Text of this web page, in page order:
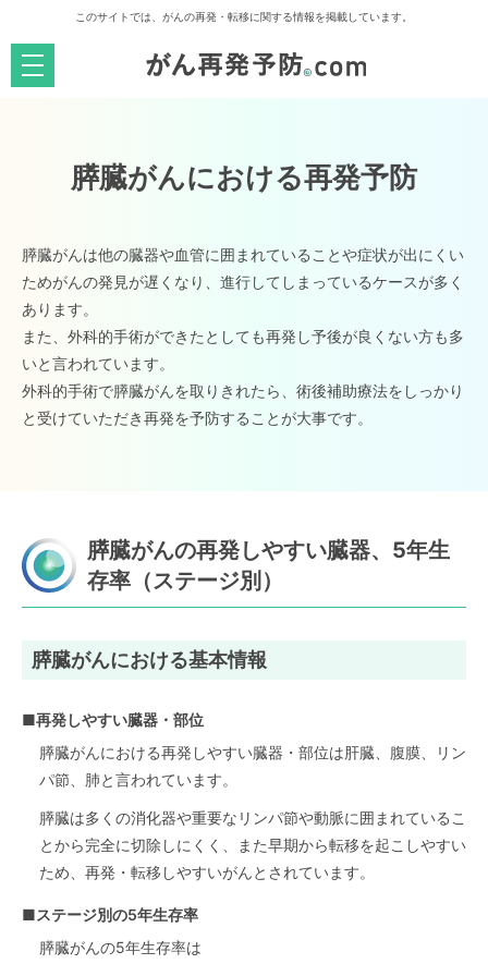
このサイトでは、がんの再発・転移に関する情報を掲載しています。
メ
ニ
ュ
膵臓がんにおける再発予防
膵臓がんは他の臓器や血管に囲まれていることや症状が出にくい
ためがんの発見が遅くなり、進行してしまっているケースが多く
あります。
また、外科的手術ができたとしても再発し予後が良くない方も多
いと言われています。
外科的手術で膵臓がんを取りきれたら、術後補助療法をしっかり
と受けていただき再発を予防することが大事です。
膵臓がんの再発しやすい臓器、5年生
存率（ステージ別）
膵臓がんにおける基本情報
■再発しやすい臓器・部位
膵臓がんにおける再発しやすい臓器・部位は肝臓、腹膜、リン
パ節、肺と言われています。
膵臓は多くの消化器や重要なリンパ節や動脈に囲まれているこ
とから完全に切除しにくく、また早期から転移を起こしやすい
ため、再発・転移しやすいがんとされています。
■ステージ別の5年生存率
膵臓がんの5年生存率は